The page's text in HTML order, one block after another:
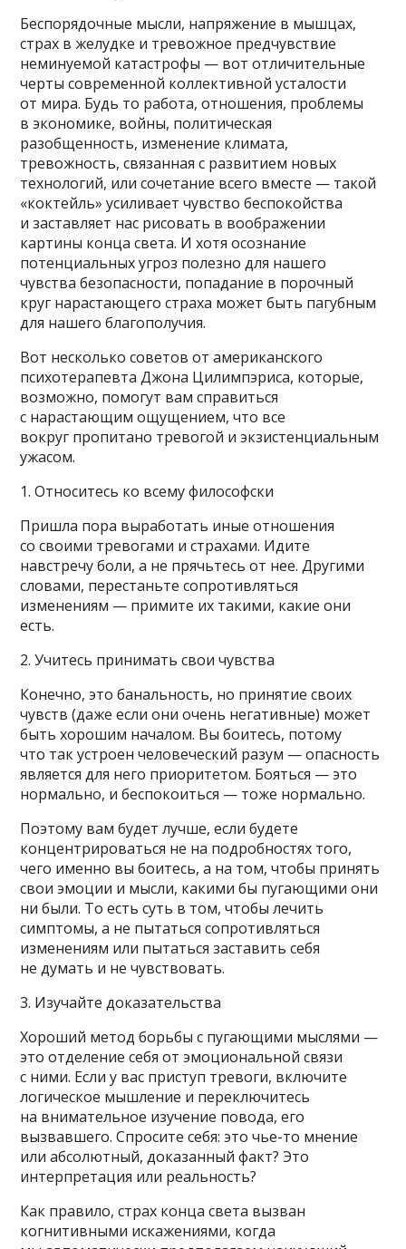
Беспорядочные мысли, напряжение в мышцах,
страх в желудке и тревожное предчувствие
неминуемой катастрофы — вот отличительные
черты современной коллективной усталости
от мира. Будь то работа, отношения, проблемы
в экономике, войны, политическая
разобщенность, изменение климата,
тревожность, связанная с развитием новых
технологий, или сочетание всего вместе — такой
«коктейль» усиливает чувство беспокойства
и заставляет нас рисовать в воображении
картины конца света. И хотя осознание
потенциальных угроз полезно для нашего
чувства безопасности, попадание в порочный
круг нарастающего страха может быть пагубным
для нашего благополучия.
Вот несколько советов от американского
психотерапевта Джона Цилимпэриса, которые,
возможно, помогут вам справиться
с нарастающим ощущением, что все
вокруг пропитано тревогой и экзистенциальным
ужасом.
1. Относитесь ко всему философски
Пришла пора выработать иные отношения
со своими тревогами и страхами. Идите
навстречу боли, а не прячьтесь от нее. Другими
словами, перестаньте сопротивляться
изменениям — примите их такими, какие они
есть.
2. Учитесь принимать свои чувства
Конечно, это банальность, но принятие своих
чувств (даже если они очень негативные) может
быть хорошим началом. Вы боитесь, потому
что так устроен человеческий разум — опасность
является для него приоритетом. Бояться — это
нормально, и беспокоиться — тоже нормально.
Поэтому вам будет лучше, если будете
концентрироваться не на подробностях того,
чего именно вы боитесь, а на том, чтобы принять
свои эмоции и мысли, какими бы пугающими они
ни были. То есть суть в том, чтобы лечить
симптомы, а не пытаться сопротивляться
изменениям или пытаться заставить себя
не думать и не чувствовать.
3. Изучайте доказательства
Хороший метод борьбы с пугающими мыслями —
это отделение себя от эмоциональной связи
с ними. Если у вас приступ тревоги, включите
логическое мышление и переключитесь
на внимательное изучение повода, его
вызвавшего. Спросите себя: это чье-то мнение
или абсолютный, доказанный факт? Это
интерпретация или реальность?
Как правило, страх конца света вызван
когнитивными искажениями, когда